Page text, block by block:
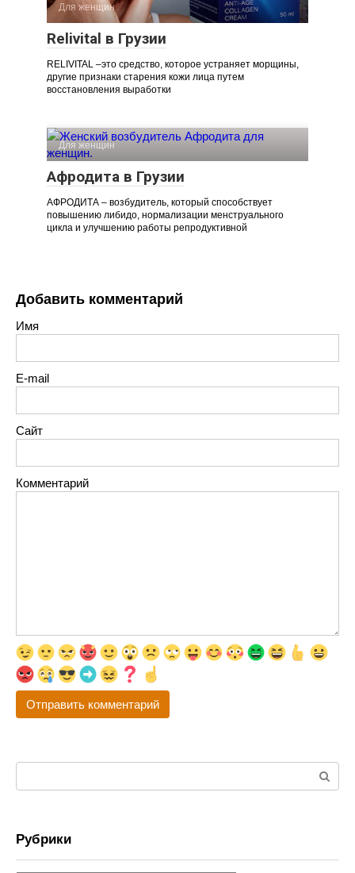
Для женщин
Relivital в Грузии
RELIVITAL –это средство, которое устраняет морщины,
другие признаки старения кожи лица путем
восстановления выработки
Для женщин
Афродита в Грузии
АФРОДИТА – возбудитель, который способствует
повышению либидо, нормализации менструального
цикла и улучшению работы репродуктивной
Добавить комментарий
Имя
E-mail
Сайт
Комментарий
Рубрики